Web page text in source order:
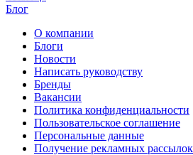
Блог
О компании
Блоги
Новости
Написать руководству
Бренды
Вакансии
Политика конфиденциальности
Пользовательское соглашение
Персональные данные
Получение рекламных рассылок